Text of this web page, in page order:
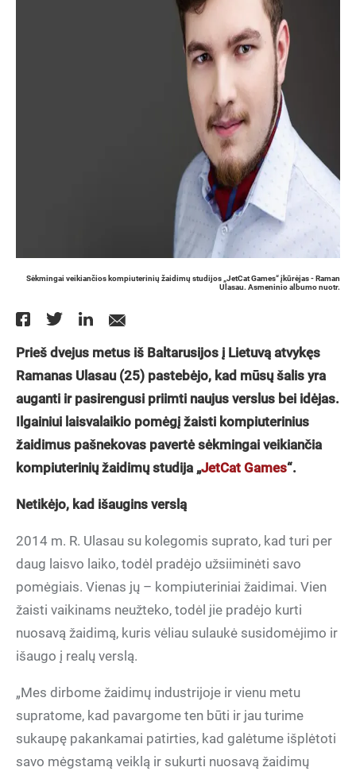
Sėkmingai veikiančios kompiuterinių žaidimų studijos „JetCat Games“ įkūrėjas - Raman
Ulasau. Asmeninio albumo nuotr.
Prieš dvejus metus iš Baltarusijos į Lietuvą atvykęs
Ramanas Ulasau (25) pastebėjo, kad mūsų šalis yra
auganti ir pasirengusi priimti naujus verslus bei idėjas.
Ilgainiui laisvalaikio pomėgį žaisti kompiuterinius
žaidimus pašnekovas pavertė sėkmingai veikiančia
kompiuterinių žaidimų studija „JetCat Games“.
Netikėjo, kad išaugins verslą
2014 m. R. Ulasau su kolegomis suprato, kad turi per
daug laisvo laiko, todėl pradėjo užsiiminėti savo
pomėgiais. Vienas jų – kompiuteriniai žaidimai. Vien
žaisti vaikinams neužteko, todėl jie pradėjo kurti
nuosavą žaidimą, kuris vėliau sulaukė susidomėjimo ir
išaugo į realų verslą.
„Mes dirbome žaidimų industrijoje ir vienu metu
supratome, kad pavargome ten būti ir jau turime
sukaupę pakankamai patirties, kad galėtume išplėtoti
savo mėgstamą veiklą ir sukurti nuosavą žaidimų